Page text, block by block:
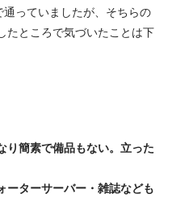
っていましたが、そちらの
たところで気づいたことは下
り簡素で備品もない。立った
ーターサーバー・雑誌なども